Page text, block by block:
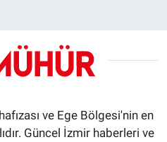
ve Ege Bölgesi'nin en
Güncel İzmir haberleri ve